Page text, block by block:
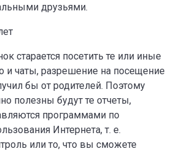
друзьями.
старается посетить те или иные
и чаты, разрешение на посещение
бы от родителей. Поэтому
полезны будут те отчеты,
программами по
Интернета, т. е.
или то, что вы сможете